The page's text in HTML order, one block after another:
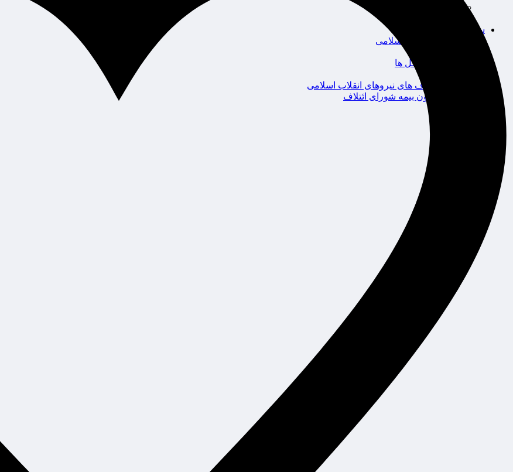
سیاست و اقتصاد
مجلس شورای اسلامی
احزاب و تشکل ها
ائتلاف های نیروهای انقلاب اسلامی
کانون بیمه شورای ائتلاف